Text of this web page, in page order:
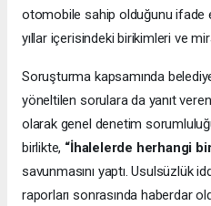
otomobile sahip olduğunu ifade
yıllar içerisindeki birikimleri ve
Soruşturma kapsamında
yöneltilen sorulara da yanıt
olarak genel denetim
birlikte, “İhalelerde herhangi
savunmasını yaptı. Usulsüzlük
raporları sonrasında haberdar